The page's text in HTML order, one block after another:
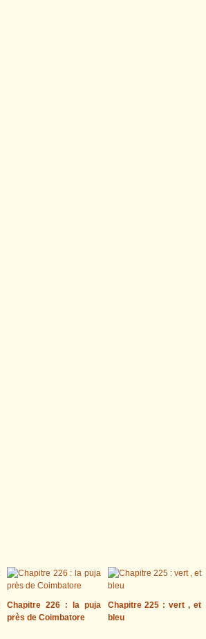
Chapitre 226 : la puja
près de Coimbatore
Chapitre 225 : vert , et
bleu